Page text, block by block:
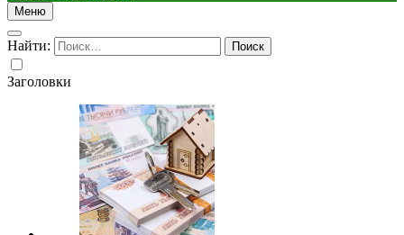
Меню
Найти:
Заголовки